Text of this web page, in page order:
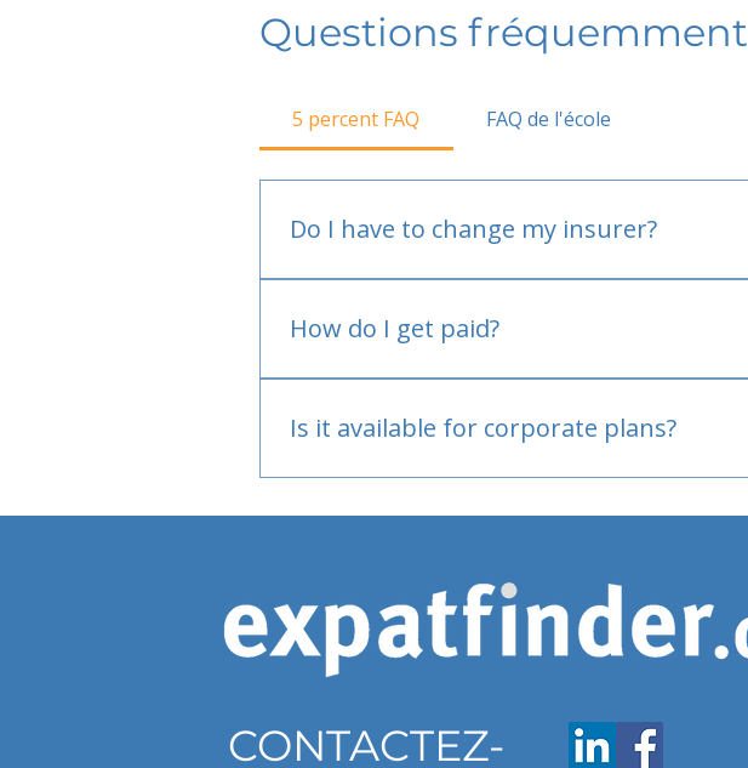
Questions
5 percent FAQ FAQ de l'école
Do I have to change my insurer?
How do I get paid?
Is it available for corporate plans?
CONTACTEZ-